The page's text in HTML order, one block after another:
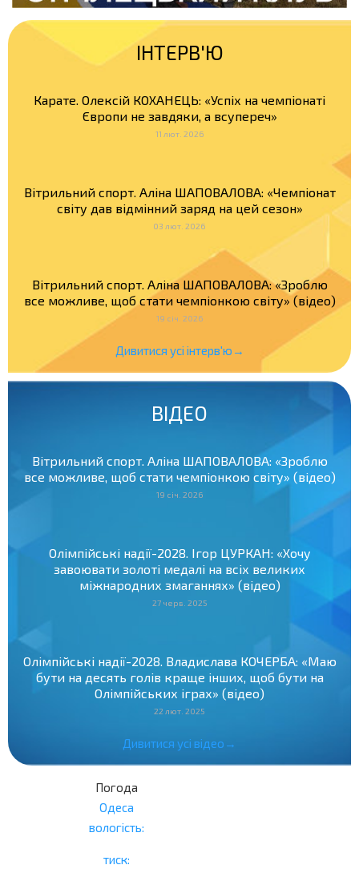
ІНТЕРВ'Ю
Карате. Олексій КОХАНЕЦЬ: «Успіх на чемпіонаті
Європи не завдяки, а всупереч»
11 лют. 2026
Вітрильний спорт. Аліна ШАПОВАЛОВА: «Чемпіонат
світу дав відмінний заряд на цей сезон»
03 лют. 2026
Вітрильний спорт. Аліна ШАПОВАЛОВА: «Зроблю
все можливе, щоб стати чемпіонкою світу» (відео)
19 січ. 2026
Дивитися усі інтерв'ю→
ВІДЕО
Вітрильний спорт. Аліна ШАПОВАЛОВА: «Зроблю
все можливе, щоб стати чемпіонкою світу» (відео)
19 січ. 2026
Олімпійські надії-2028. Ігор ЦУРКАН: «Хочу
завоювати золоті медалі на всіх великих
міжнародних змаганнях» (відео)
27 черв. 2025
Олімпійські надії-2028. Владислава КОЧЕРБА: «Маю
бути на десять голів краще інших, щоб бути на
Олімпійських іграх» (відео)
22 лют. 2025
Дивитися усі відео→
Погода
Одеса
вологість:
тиск: